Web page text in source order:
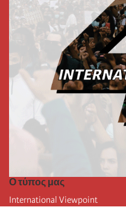
Ο τύπος μας
International Viewpoint